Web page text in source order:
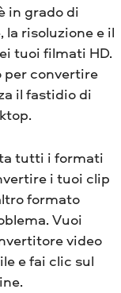
in grado di
la risoluzione e il
tuoi filmati HD.
per convertire
il fastidio di
tutti i formati
i tuoi clip
formato
Vuoi
video
e fai clic sul